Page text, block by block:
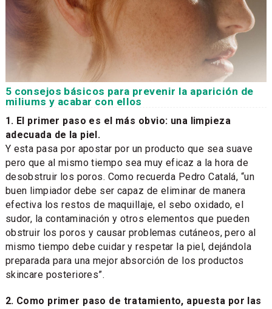
5 consejos básicos para prevenir la aparición de
miliums y acabar con ellos
1. El primer paso es el más obvio: una limpieza
adecuada de la piel.
Y esta pasa por apostar por un producto que sea suave
pero que al mismo tiempo sea muy eficaz a la hora de
desobstruir los poros. Como recuerda Pedro Catalá, “un
buen limpiador debe ser capaz de eliminar de manera
efectiva los restos de maquillaje, el sebo oxidado, el
sudor, la contaminación y otros elementos que pueden
obstruir los poros y causar problemas cutáneos, pero al
mismo tiempo debe cuidar y respetar la piel, dejándola
preparada para una mejor absorción de los productos
skincare posteriores”.
2. Como primer paso de tratamiento, apuesta por las